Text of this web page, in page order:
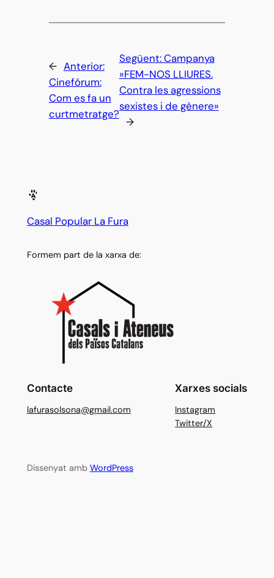
← Anterior:
Cinefórum:
Com es fa un
curtmetratge?
Següent:Campanya
»FEM-NOS LLIURES.
Contra les agressions
sexistes i de gènere»
→
Casal Popular La Fura
Formem part de la xarxa de:
Contacte
lafurasolsona@gmail.com
Xarxes socials
Instagram
Twitter/X
Dissenyat amb WordPress